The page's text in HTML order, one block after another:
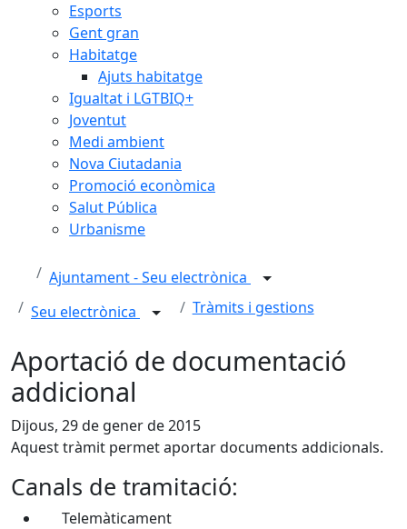
Esports
Gent gran
Habitatge
Ajuts habitatge
Igualtat i LGTBIQ+
Joventut
Medi ambient
Nova Ciutadania
Promoció econòmica
Salut Pública
Urbanisme
Ajuntament - Seu electrònica
Seu electrònica
Tràmits i gestions
Aportació de documentació
addicional
Dijous, 29 de gener de 2015
Aquest tràmit permet aportar documents addicionals.
Canals de tramitació:
Telemàticament